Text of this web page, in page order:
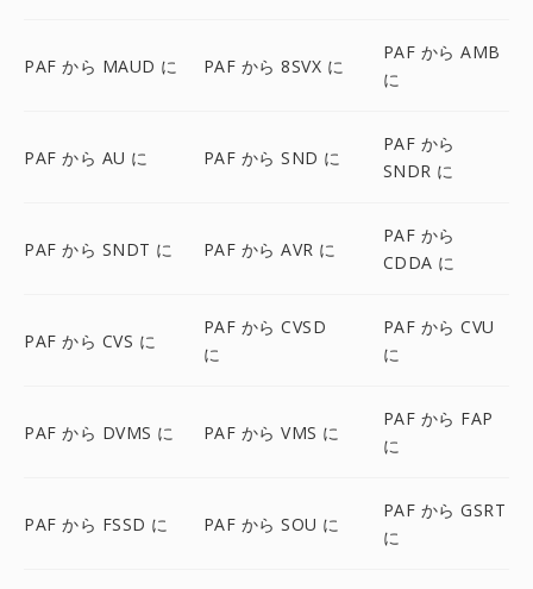
PAF から MAUD に PAF から 8SVX に
PAF から AMB
に
PAF から AU に PAF から SND に
PAF から
SNDR に
PAF から SNDT に PAF から AVR に
PAF から
CDDA に
PAF から CVS に
PAF から CVSD
に
PAF から CVU
に
PAF から DVMS に PAF から VMS に
PAF から FAP
に
PAF から FSSD に PAF から SOU に
PAF から GSRT
に